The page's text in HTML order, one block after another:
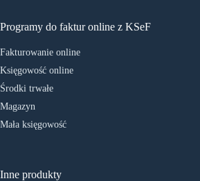
Programy do faktur online z KSeF
Fakturowanie online
Księgowość online
Środki trwałe
Magazyn
Mała księgowość
Inne produkty